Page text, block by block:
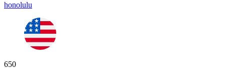
honolulu
650